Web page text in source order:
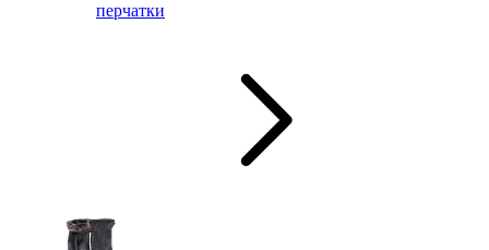
перчатки